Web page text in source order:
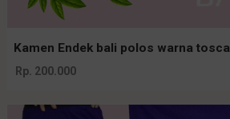
Kamen Endek bali polos warna tosca
Rp. 200.000